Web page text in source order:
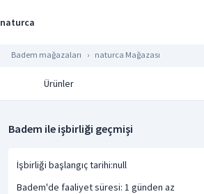
naturca
Badem mağazaları naturca Mağazası
Ürünler
Badem ile işbirliği geçmişi
İşbirliği başlangıç tarihi:null
Badem'de faaliyet süresi: 1 günden az